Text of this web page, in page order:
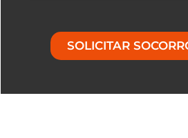
SOLICITAR